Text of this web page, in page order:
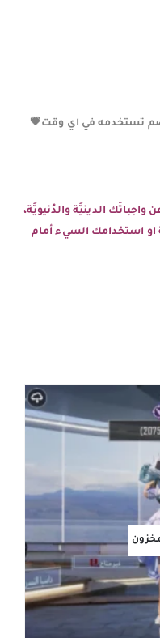
تستخدمه في اي وقت💗
الدينيَّة والدُنيويَّة،
او استخدامك السيء أمام